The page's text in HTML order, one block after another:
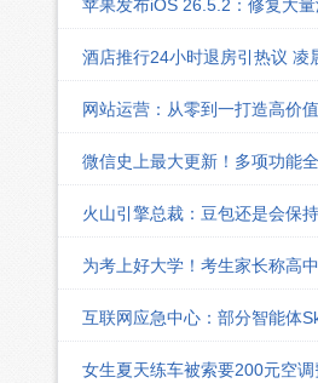
苹果发布iOS 26.5.2：修复大量
酒店推行24小时退房引热议 凌
网站运营：从零到一打造高价
微信史上最大更新！多项功能
火山引擎总裁：豆包还是会保持
为考上好大学！考生家长称高
互联网应急中心：部分智能体
女生夏天练车被索要200元空